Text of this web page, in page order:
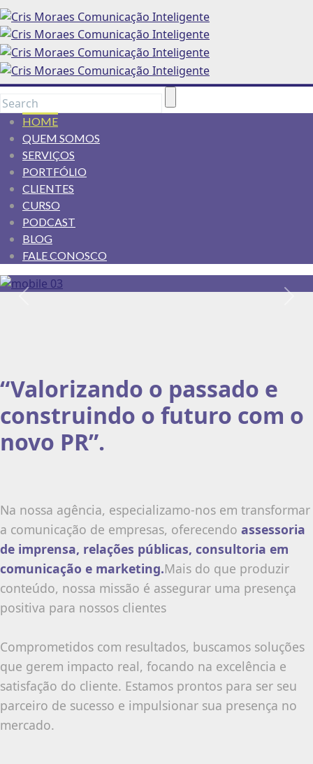
HOME
QUEM SOMOS
SERVIÇOS
PORTFÓLIO
CLIENTES
CURSO
PODCAST
BLOG
FALE CONOSCO
“Valorizando o passado e
construindo o futuro com o
novo PR”.
Na nossa agência, especializamo-nos em transformar
a comunicação de empresas, oferecendo assessoria
de imprensa, relações públicas, consultoria em
comunicação e marketing.Mais do que produzir
conteúdo, nossa missão é assegurar uma presença
positiva para nossos clientes
Comprometidos com resultados, buscamos soluções
que gerem impacto real, focando na excelência e
satisfação do cliente. Estamos prontos para ser seu
parceiro de sucesso e impulsionar sua presença no
mercado.